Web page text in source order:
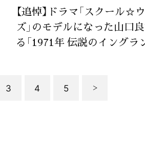
【追悼】ドラマ「スクール☆
ズ」のモデルになった山口
る「1971年 伝説のイングラ
3 4 5